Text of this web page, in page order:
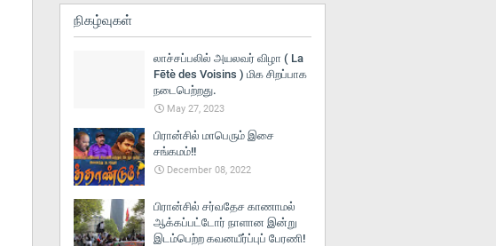
நிகழ்வுகள்
லாச்சப்பலில் அயலவர் விழா ( La
Fētè des Voisins ) மிக சிறப்பாக
நடைபெற்றது.
May 27, 2023
பிரான்சில் மாபெரும் இசை
சங்கமம்!!
December 08, 2022
பிரான்சில் சர்வதேச காணாமல்
ஆக்கப்பட்டோர் நாளான இன்று
இடம்பெற்ற கவனயீர்ப்புப் பேரணி!